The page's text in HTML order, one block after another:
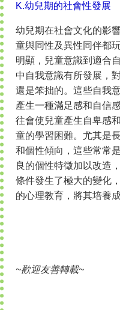
K.幼兒期的社會性發展
幼兒期在社會文化的影
童與同性及異性同伴都
明顯，兒童意識到適合
中自我意識有所發展，
還是笨拙的。這些自我
產生一種滿足感和自信
往會使兒童產生自卑感
童的學習困難。尤其是
和個性傾向，這些常常
良的個性特徵加以改造
條件發生了極大的變化
的心理教育，將其培養
~歡迎友善轉載~